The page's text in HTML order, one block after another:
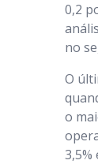
0,2
no
O
o